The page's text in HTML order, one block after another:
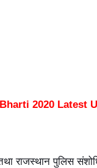
2020 Latest
राजस्थान पुलिस